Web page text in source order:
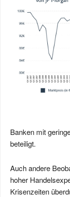
Banken mit
beteiligt.
Auch andere
hoher
Krisenzeiten